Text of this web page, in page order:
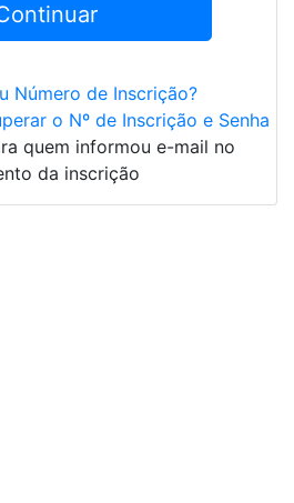
Número de Inscrição?
o Nº de Inscrição e Senha
quem informou e-mail no
da inscrição